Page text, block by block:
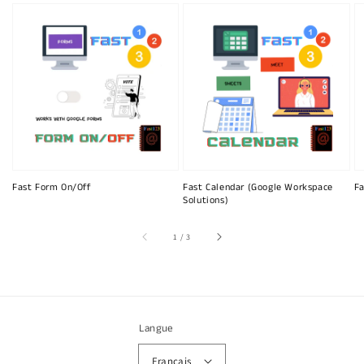
Fast Form On/Off
Fast Calendar (Google Workspace
Solutions)
1 /sur
3
Langue
Français